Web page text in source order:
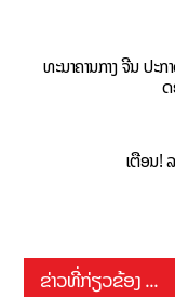
ທະນາຄານກາງ ຈີນ ປ
ດ
ເຕືອນ!
ຂ່າວທີ່ກ່ຽວຂ້ອງ ...